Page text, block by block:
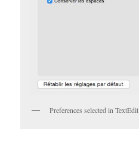
Preferences selected in TextEdit